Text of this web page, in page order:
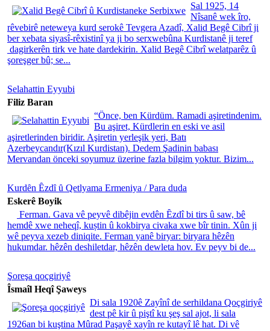
Sal 1925, 14
Nîsanê wek îro,
rêvebirê neteweya kurd serokê Tevgera Azadî, Xalid Begê Cibrî ji
ber xebata siyasî-rêxistinî ya ji bo serxwebûna Kurdistanê ji teref
dagirkerên tirk ve hate dardekirin. Xalid Begê Cibrî welatparêz û
şoreşger bû; se...
Selahattin Eyyubi
Filiz Baran
“Önce, ben Kürdüm. Ramadi aşiretindenim.
Bu aşiret, Kürdlerin en eski ve asil
aşiretlerinden biridir. Aşiretin yerleşik yeri, Batı
Azerbeycandır(Kızıl Kurdistan). Dedem Şadinin babası
Mervandan önceki soyumuz üzerine fazla bilgim yoktur. Bizim...
Kurdȇn Ȇzdȋ ȗ Qetlyama Ermeniya / Para duda
Eskerê Boyik
Ferman. Gava vê peyvê dibêjin evdên Ȇzdî bi tirs û saw, bê
hemdê xwe neheqî, kuștin û kokbirya civaka xwe bîr tinin. Xûn ji
wê peyva xezeb diniqite. Ferman yanê biryar: biryara hêzên
hukumdar. hêzên deshiletdar, hêzên dewleta hov. Ev peyv bi de...
Şoreşa qoçgiriyê
Îsmaîl Heqî Şaweys
Di sala 1920ê Zayînî de serhildana Qoçgiriyê
dest pê kir û piştî ku şeş sal ajot, li sala
1926an bi kuştina Mûrad Paşayê xayîn re kutayî lê hat. Di vê